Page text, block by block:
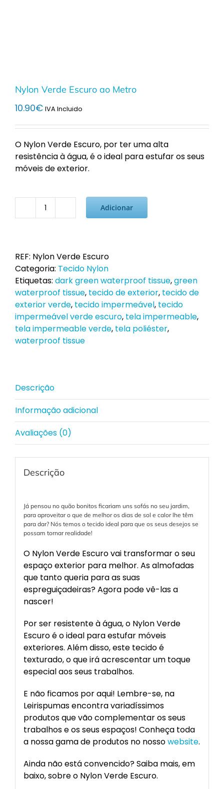
Nylon Verde Escuro ao Metro
10.90€ IVA Incluido
O Nylon Verde Escuro, por ter uma alta
resistência à água, é o ideal para estufar os seus
móveis de exterior.
Quantidade
Escuro
ao
Metro
Adicionar
REF: Nylon Verde Escuro
Categoria: Tecido Nylon
Etiquetas: dark green waterproof tissue,green
waterproof tissue, tecido de exterior, tecido de
exterior verde, tecido impermeável, tecido
impermeável verde escuro, tela impermeable,
tela impermeable verde, tela poliéster,
waterproof tissue
Descrição
Informação adicional
Avaliações (0)
Descrição
Já pensou no quão bonitos ficariam uns sofás no seu jardim,
para aproveitar o que de melhor os dias de sol e calor lhe têm
para dar? Nós temos o tecido ideal para que os seus desejos se
possam tornar realidade!
O Nylon Verde Escuro vai transformar o seu
espaço exterior para melhor. As almofadas
que tanto queria para as suas
espreguiçadeiras? Agora pode vê-las a
nascer!
Por ser resistente à água, o Nylon Verde
Escuro é o ideal para estufar móveis
exteriores. Além disso, este tecido é
texturado, o que irá acrescentar um toque
especial aos seus trabalhos.
E não ficamos por aqui! Lembre-se, na
Leirispumas encontra variadíssimos
produtos que vão complementar os seus
trabalhos e os seus espaços! Conheça toda
a nossa gama de produtos no nossowebsite.
Ainda não está convencido? Saiba mais, em
baixo, sobre o Nylon Verde Escuro.